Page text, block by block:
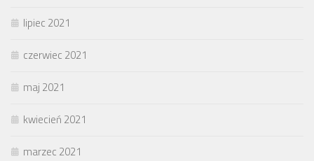
lipiec 2021
czerwiec 2021
maj 2021
kwiecień 2021
marzec 2021